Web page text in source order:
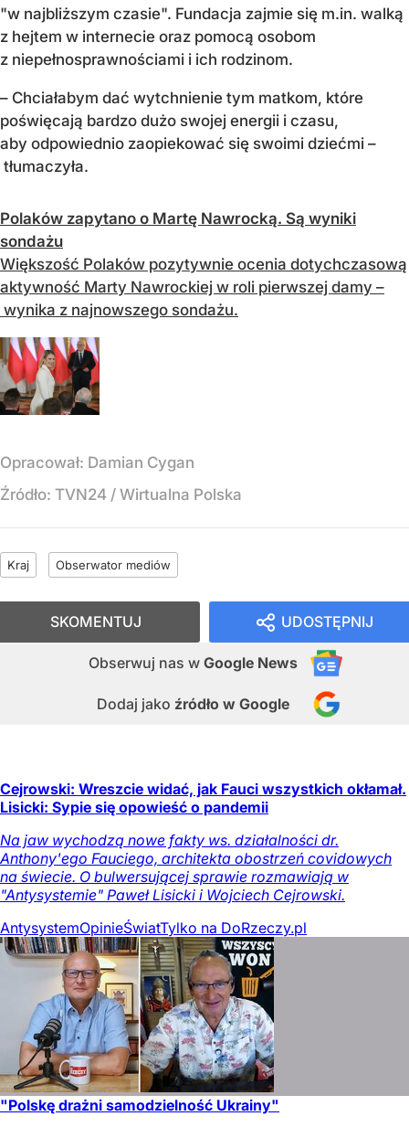
"w najbliższym czasie". Fundacja zajmie się m.in. walką
z hejtem w internecie oraz pomocą osobom
z niepełnosprawnościami i ich rodzinom.
– Chciałabym dać wytchnienie tym matkom, które
poświęcają bardzo dużo swojej energii i czasu,
aby odpowiednio zaopiekować się swoimi dziećmi –
tłumaczyła.
Polaków zapytano o Martę Nawrocką. Są wyniki
sondażu
Większość Polaków pozytywnie ocenia dotychczasową
aktywność Marty Nawrockiej w roli pierwszej damy –
wynika z najnowszego sondażu.
Opracował: Damian Cygan
Źródło: TVN24 / Wirtualna Polska
Kraj Obserwator mediów
UDOSTĘPNIJ
Obserwuj nas w Google News
Dodaj jako źródło w Google
SKOMENTUJ
Cejrowski: Wreszcie widać, jak Fauci wszystkich okłamał.
Lisicki: Sypie się opowieść o pandemii
Na jaw wychodzą nowe fakty ws. działalności dr.
Anthony'ego Fauciego, architekta obostrzeń covidowych
na świecie. O bulwersującej sprawie rozmawiają w
"Antysystemie" Paweł Lisicki i Wojciech Cejrowski.
AntysystemOpinieŚwiatTylko na DoRzeczy.pl
"Polskę drażni samodzielność Ukrainy"